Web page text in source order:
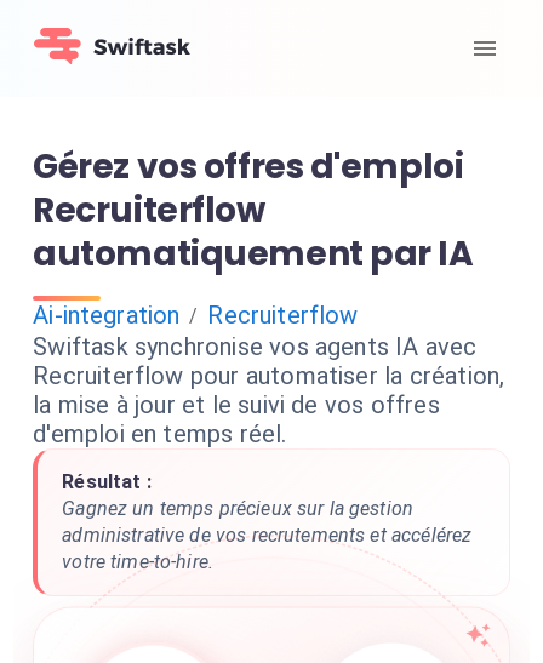
Gérez vos offres d'emploi
Recruiterflow
automatiquement par IA
Ai-integration / Recruiterflow
Swiftask synchronise vos agents IA avec
Recruiterflow pour automatiser la création,
la mise à jour et le suivi de vos offres
d'emploi en temps réel.
Résultat :
Gagnez un temps précieux sur la gestion
administrative de vos recrutements et accélérez
votre time-to-hire.